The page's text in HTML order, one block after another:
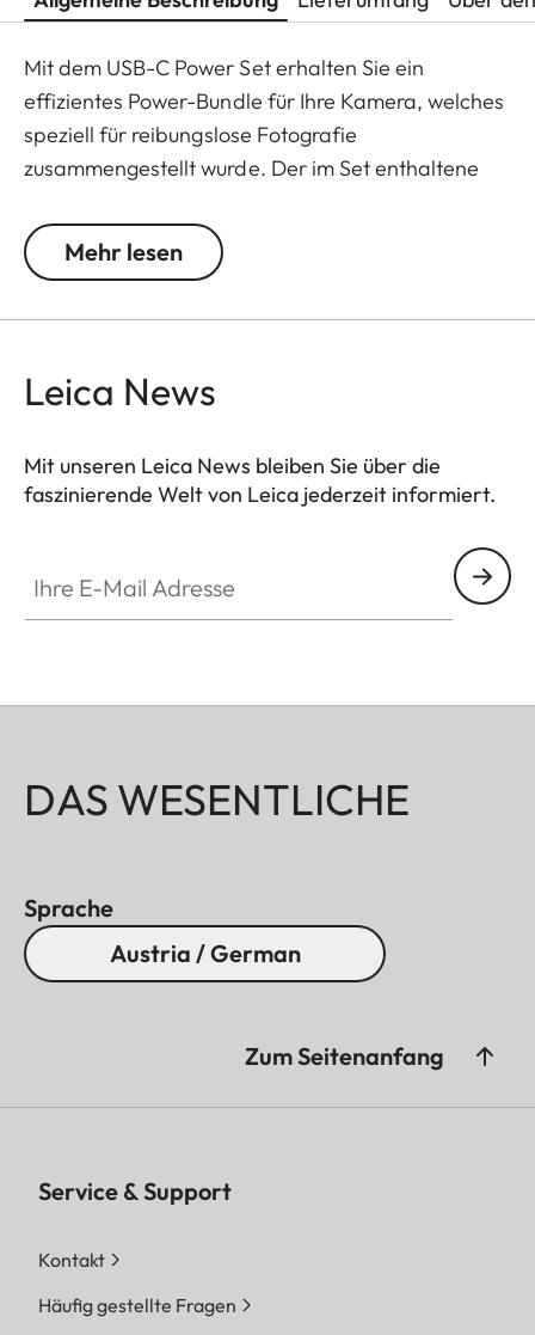
Mit dem USB-C Power Set erhalten Sie ein
effizientes Power-Bundle für Ihre Kamera, welches
speziell für reibungslose Fotografie
zusammengestellt wurde. Der im Set enthaltene
Kamera, sodass Ihnen keine besonderen Momente
entgehen.
27.0 W
Mehr lesen
Leica News
Mit unseren Leica News bleiben Sie über die
faszinierende Welt von Leica jederzeit informiert.
DAS WESENTLICHE
Sprache
Austria / German
Zum Seitenanfang
Service & Support
Kontakt
Häufig gestellte Fragen